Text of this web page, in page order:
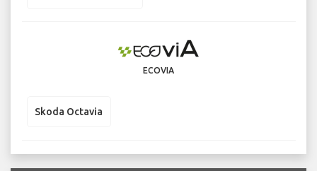
ECOVIA
Skoda Octavia